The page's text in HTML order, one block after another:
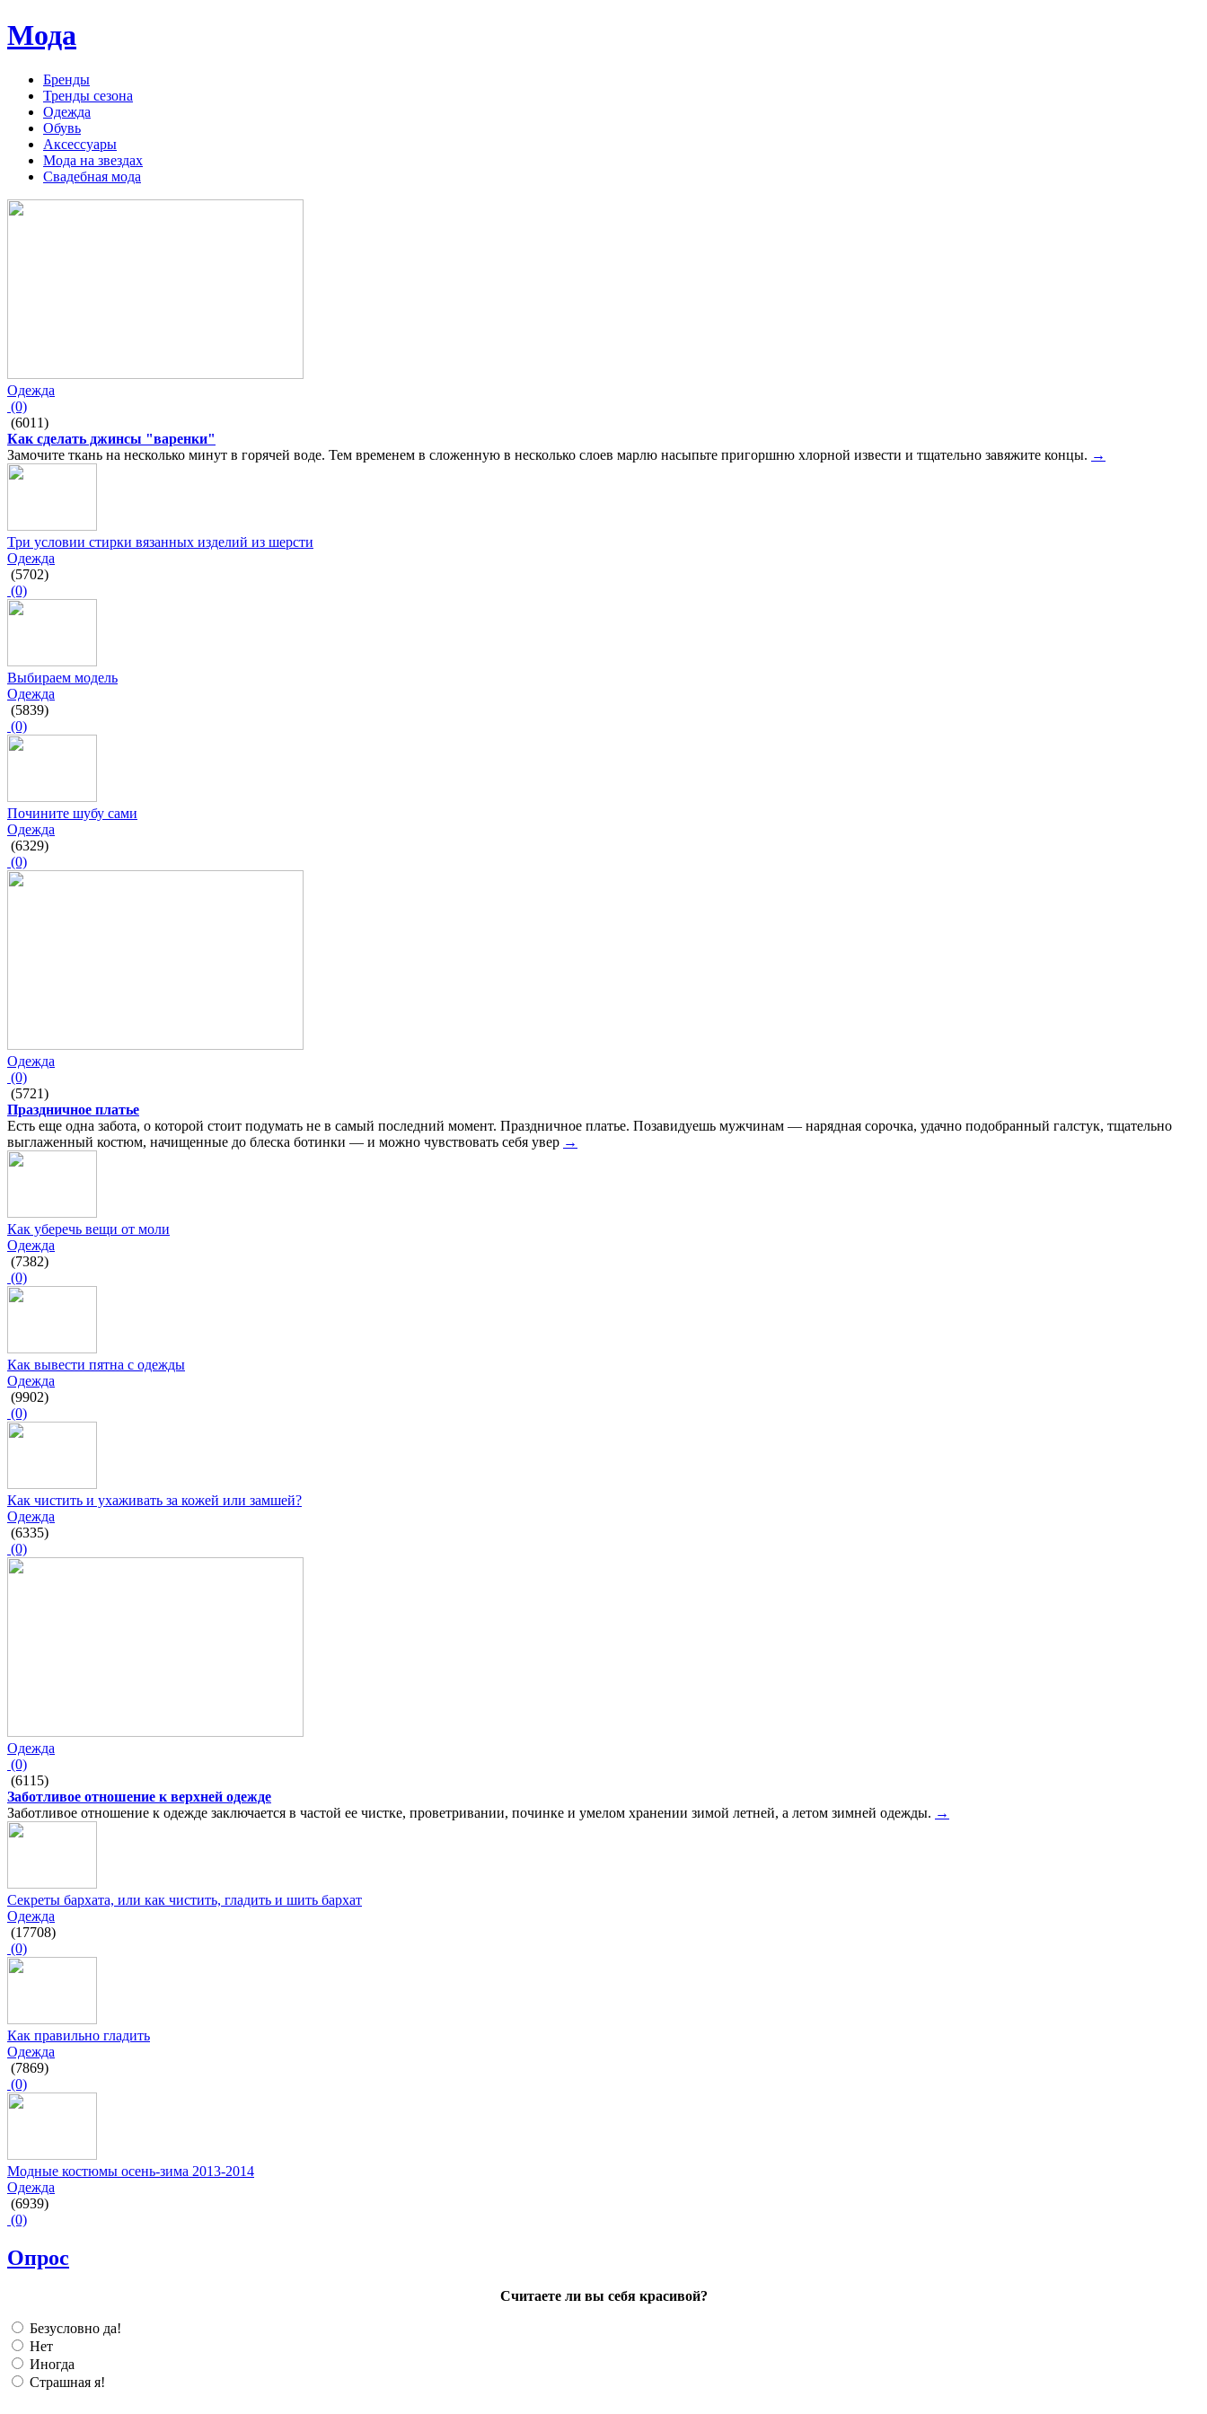
Мода
Бренды
Тренды сезона
Одежда
Обувь
Аксессуары
Мода на звездах
Свадебная мода
Одежда
(0)
(6011)
Как сделать джинсы "варенки"
Замочите ткань на несколько минут в горячей воде. Тем временем в сложенную в несколько слоев марлю насыпьте пригоршню хлорной извести и тщательно завяжите концы. →
Три условии стирки вязанных изделий из шерсти
Одежда
(5702)
(0)
Выбираем модель
Одежда
(5839)
(0)
Почините шубу сами
Одежда
(6329)
(0)
Одежда
(0)
(5721)
Праздничное платье
Есть еще одна забота, о которой стоит подумать не в самый последний момент. Праздничное платье. Позавидуешь мужчинам — нарядная сорочка, удачно подобранный галстук, тщательно
выглаженный костюм, начищенные до блеска ботинки — и можно чувствовать себя увер →
Как уберечь вещи от моли
Одежда
(7382)
(0)
Как вывести пятна с одежды
Одежда
(9902)
(0)
Как чистить и ухаживать за кожей или замшей?
Одежда
(6335)
(0)
Одежда
(0)
(6115)
Заботливое отношение к верхней одежде
Заботливое отношение к одежде заключается в частой ее чистке, проветривании, починке и умелом хранении зимой летней, а летом зимней одежды. →
Секреты бархата, или как чистить, гладить и шить бархат
Одежда
(17708)
(0)
Как правильно гладить
Одежда
(7869)
(0)
Модные костюмы осень-зима 2013-2014
Одежда
(6939)
(0)
Опрос
Считаете ли вы себя красивой?
Безусловно да!
Нет
Иногда
Страшная я!